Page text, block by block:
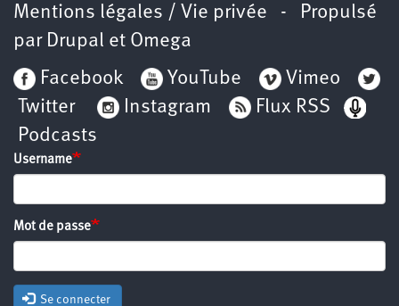
Mentions légales / Vie privée - Propulsé
par Drupal et Omega
Facebook
YouTube
Vimeo
Twitter
Instagram
Flux RSS
Podcasts
Username
Mot de passe
Se connecter